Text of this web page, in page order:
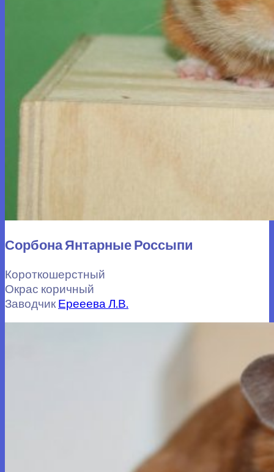
Сорбона Янтарные Россыпи
Короткошерстный
Окрас коричный
Заводчик Ерееева Л.В.